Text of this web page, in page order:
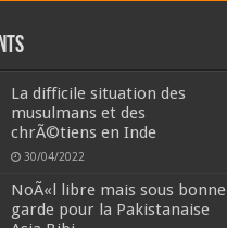
La difficile situation des
musulmans et des
chrÃ©tiens en Inde
30/04/2022
NoÃ«l libre mais sous bonne
garde pour la Pakistanaise